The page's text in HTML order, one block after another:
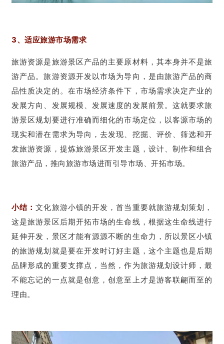
3、适应旅游市场需求
旅游资源是旅游景区产品的主要原材料，其本身并不是旅
游产品。旅游资源开发以市场为导向，是由旅游产品的商
品性质决定的。在市场经济条件下，市场需求决定产业的
发展方向、发展规模、发展速度的发展前景。这就要求旅
游景区规划要进行准确而细化的市场定位，以客源市场的
现实和潜在需求为导向，去发现、挖掘、评价、筛选和开
发旅游资源，提炼旅游景区开发主题，设计、制作和组合
旅游产品，推向旅游市场进而引导市场、开拓市场。
小结：文化旅游小镇的开发，首当重要就旅游规划策划，
这是旅游景区后期开拓市场的生命线，根据这生命线进行
延伸开发，景区才能有源源不断的生命力，所以景区小镇
的旅游规划就是要在开发时订好主题，这个主题也是后期
品牌形成的重要支撑点，当然，作为旅游规划设计师，最
不能忘记的一点就是创意，创意至上才是游客联翩而至的
理由。